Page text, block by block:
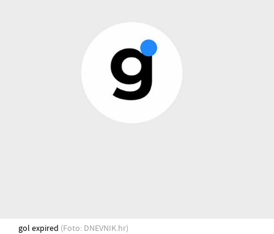
gol expired (Foto: DNEVNIK.hr)